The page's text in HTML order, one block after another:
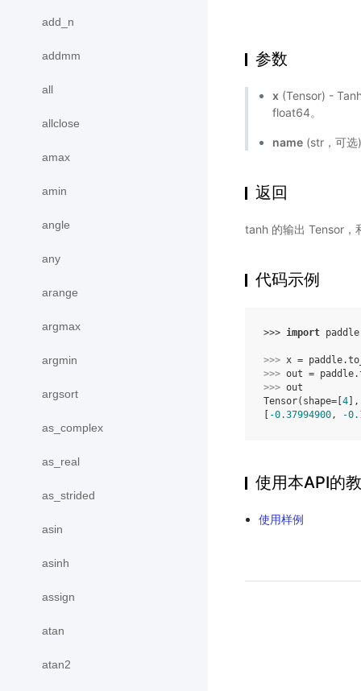
add_n
addmm
all
allclose
amax
amin
angle
any
arange
argmax
argmin
argsort
as_complex
as_real
as_strided
asin
asinh
assign
atan
atan2
参数
x (Tensor) -
float64。
name (str，可
返回
tanh 的输出 Tensor，
代码示例
>>> import paddle
>>> x = paddle.
>>> out = paddle.
>>> out
Tensor(shape=[ 4
-0.37994900, -
使用本API的
使用样例